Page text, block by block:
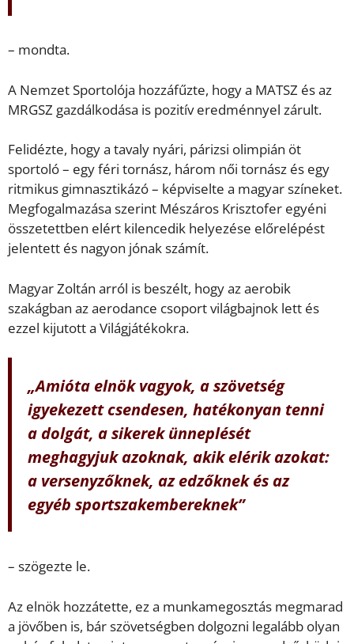
– mondta.
A Nemzet Sportolója hozzáfűzte, hogy a MATSZ és az
MRGSZ gazdálkodása is pozitív eredménnyel zárult.
Felidézte, hogy a tavaly nyári, párizsi olimpián öt
sportoló – egy féri tornász, három női tornász és egy
ritmikus gimnasztikázó – képviselte a magyar színeket.
Megfogalmazása szerint Mészáros Krisztofer egyéni
összetettben elért kilencedik helyezése előrelépést
jelentett és nagyon jónak számít.
Magyar Zoltán arról is beszélt, hogy az aerobik
szakágban az aerodance csoport világbajnok lett és
ezzel kijutott a Világjátékokra.
„Amióta elnök vagyok, a szövetség
igyekezett csendesen, hatékonyan tenni
a dolgát, a sikerek ünneplését
meghagyjuk azoknak, akik elérik azokat:
a versenyzőknek, az edzőknek és az
egyéb sportszakembereknek”
– szögezte le.
Az elnök hozzátette, ez a munkamegosztás megmarad
a jövőben is, bár szövetségben dolgozni legalább olyan